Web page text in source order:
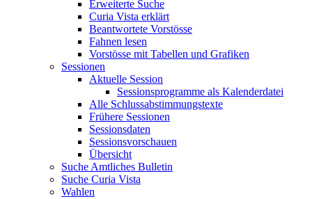
Erweiterte Suche
Curia Vista erklärt
Beantwortete Vorstösse
Fahnen lesen
Vorstösse mit Tabellen und Grafiken
Sessionen
Aktuelle Session
Sessionsprogramme als Kalenderdatei
Alle Schlussabstimmungstexte
Frühere Sessionen
Sessionsdaten
Sessionsvorschauen
Übersicht
Suche Amtliches Bulletin
Suche Curia Vista
Wahlen